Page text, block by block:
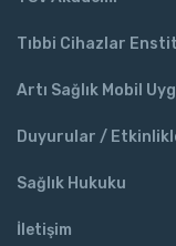
Tıbbi Cihazlar
Artı Sağlık Mobil
Duyurular /
Sağlık Hukuku
İletişim